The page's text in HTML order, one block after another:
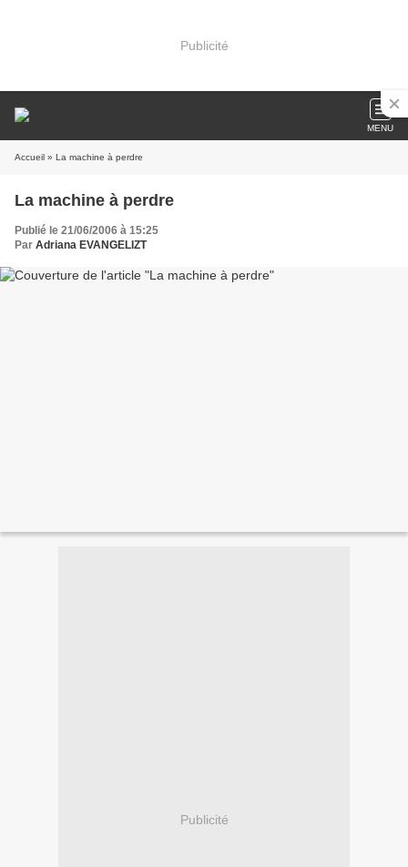
Publicité
MENU
Accueil » La machine à perdre
La machine à perdre
Publié le 21/06/2006 à 15:25
Par Adriana EVANGELIZT
Publicité